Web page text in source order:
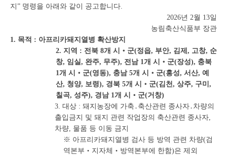
지” 명령을 아래와 같이 공고합니다.
2026년 2월 13일
농림축산식품부 장관
1. 목적 : 아프리카돼지열병 확산방지
2. 지역 : 전북 8개 시‧군(정읍, 부안, 김제, 고창, 순
창, 임실, 완주, 무주), 전남 1개 시‧군(장성), 충북
1개 시‧군(영동), 충남 5개 시‧군(홍성, 서산, 예
산, 청양, 보령), 경북 5개 시‧군(김천, 상주, 구미,
칠곡, 성주), 경남 1개 시‧군(거창)
3. 대상 : 돼지농장에 가축․축산관련 종사자․차량의
출입금지 및 돼지 관련 작업장의 축산관련 종사자,
차량, 물품 등 이동 금지
※ 아프리카돼지열병 검사 등 방역 관련 차량(검
역본부‧지자체‧방역본부에 한함)은 제외